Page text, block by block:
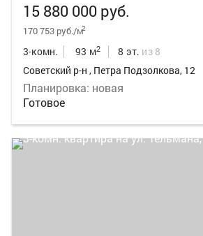
15 880 000 руб.
170 753 руб./м2
3-комн. 93 м2 8 эт. из 8
Советский р-н , Петра Подзолкова, 12
Планировка: новая
Готовое